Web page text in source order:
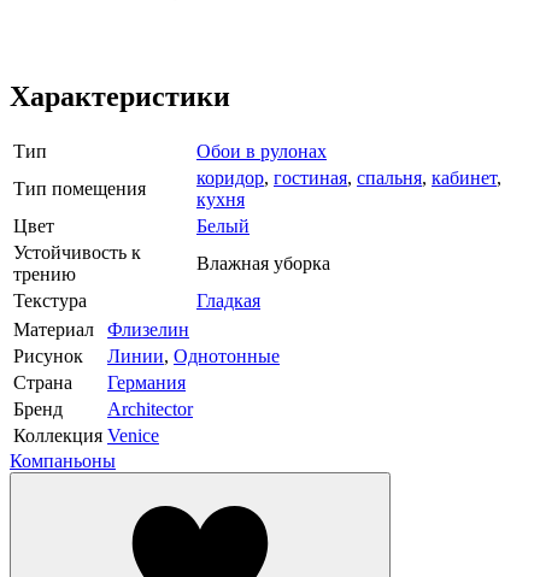
Характеристики
Тип
Обои в рулонах
Тип помещения
коридор, гостиная, спальня, кабинет,
кухня
Цвет
Белый
Устойчивость к
трению
Влажная уборка
Текстура
Гладкая
Материал
Флизелин
Рисунок
Линии, Однотонные
Страна
Германия
Бренд
Architector
Коллекция Venice
Компаньоны